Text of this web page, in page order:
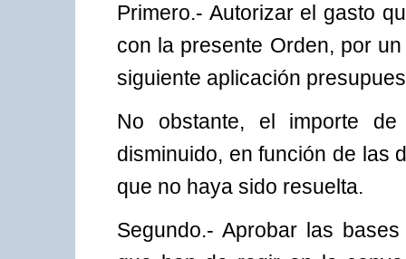
Primero.- Autorizar el gasto
con la presente Orden, por
siguiente aplicación
No obstante, el importe
disminuido, en función de las
que no haya sido resuelta.
Segundo.- Aprobar las